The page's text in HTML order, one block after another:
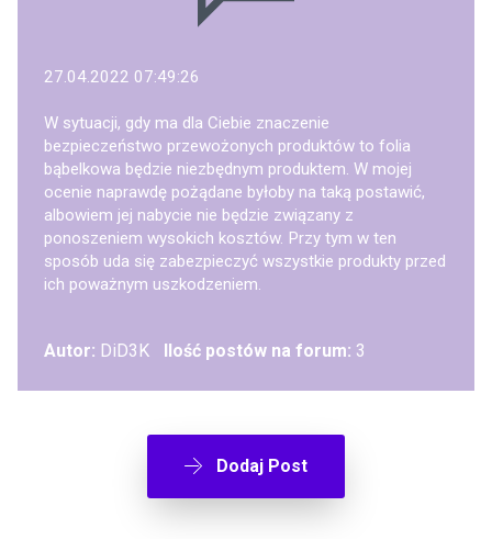
27.04.2022 07:49:26
W sytuacji, gdy ma dla Ciebie znaczenie
bezpieczeństwo przewożonych produktów to folia
bąbelkowa będzie niezbędnym produktem. W mojej
ocenie naprawdę pożądane byłoby na taką postawić,
albowiem jej nabycie nie będzie związany z
ponoszeniem wysokich kosztów. Przy tym w ten
sposób uda się zabezpieczyć wszystkie produkty przed
ich poważnym uszkodzeniem.
Autor: DiD3K Ilość postów na forum: 3
Dodaj Post